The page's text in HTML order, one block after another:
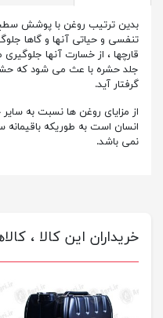
بدین ترتیب روغن با پوشش
تنفسی و حیاتی آنها و گاها
قارچها ، از خسارت آنها
جلد حشره با عث می شود که
گرفتار آید.
از مزایای روغن ها نسبت به
انسان است به طوریکه
نمی باشد.
خریداران این کالا ،